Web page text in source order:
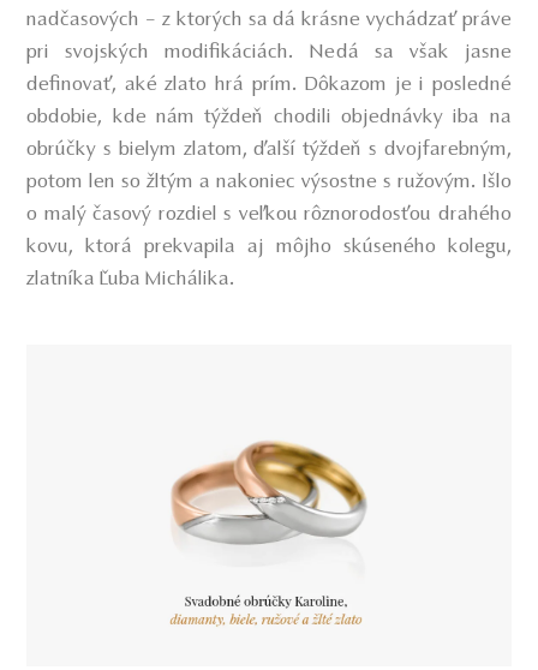
nadčasových – z ktorých sa dá krásne vychádzať práve
pri svojských modifikáciách. Nedá sa však jasne
definovať, aké zlato hrá prím. Dôkazom je i posledné
obdobie, kde nám týždeň chodili objednávky iba na
obrúčky s bielym zlatom, ďalší týždeň s dvojfarebným,
potom len so žltým a nakoniec výsostne s ružovým. Išlo
o malý časový rozdiel s veľkou rôznorodosťou drahého
kovu, ktorá prekvapila aj môjho skúseného kolegu,
zlatníka Ľuba Michálika.